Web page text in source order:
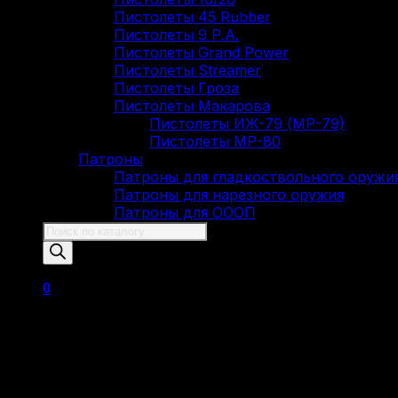
Пистолеты 45 Rubber
Пистолеты 9 Р.А.
Пистолеты Grand Power
Пистолеты Streamer
Пистолеты Гроза
Пистолеты Макарова
Пистолеты ИЖ-79 (МР-79)
Пистолеты МР-80
Патроны
Патроны для гладкоствольного
Патроны для нарезного оружия
Патроны для ОООП
Поиск
товаров
0